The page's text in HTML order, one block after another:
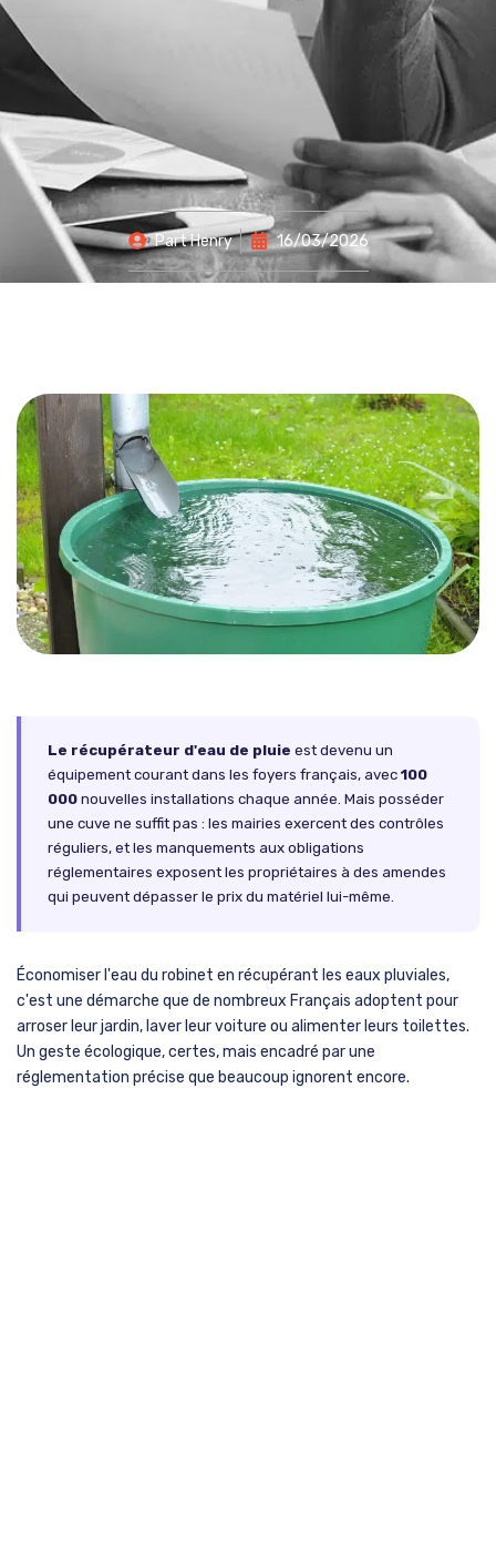
PartHenry 16/03/2026
Le récupérateur d'eau de pluie est devenu un
équipement courant dans les foyers français, avec 100
000 nouvelles installations chaque année. Mais posséder
une cuve ne suffit pas : les mairies exercent des contrôles
réguliers, et les manquements aux obligations
réglementaires exposent les propriétaires à des amendes
qui peuvent dépasser le prix du matériel lui-même.
Économiser l'eau du robinet en récupérant les eaux pluviales,
c'est une démarche que de nombreux Français adoptent pour
arroser leur jardin, laver leur voiture ou alimenter leurs toilettes.
Un geste écologique, certes, mais encadré par une
réglementation précise que beaucoup ignorent encore.